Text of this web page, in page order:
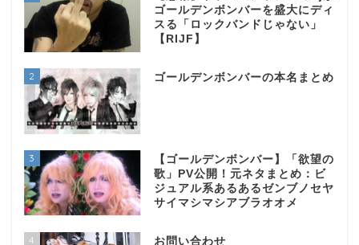
ゴールデンボンバーを盛大にディ
スる「ロックバンドじゃない」
【RIJF】
2 ゴールデンボンバーの本名まとめ
3
【ゴールデンボンバー】「欲望の
歌」PV公開！元ネタまとめ：ビ
ジュアル系あるあるゼンブノセヤ
サイマシマシアブラオオメ
4 お問い合わせ